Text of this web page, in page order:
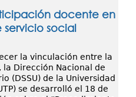
docente en
servicio social
la vinculación entre la
Dirección Nacional de
(DSSU) de la Universidad
se desarrolló el 18 de